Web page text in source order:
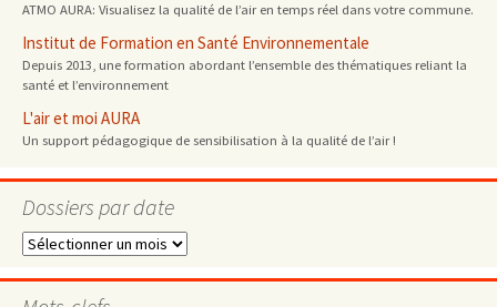
ATMO AURA: Visualisez la qualité de l’air en temps réel dans votre commune.
Institut de Formation en Santé Environnementale
Depuis 2013, une formation abordant l’ensemble des thématiques reliant la
santé et l’environnement
L'air et moi AURA
Un support pédagogique de sensibilisation à la qualité de l’air !
Dossiers par date
Dossiers
date